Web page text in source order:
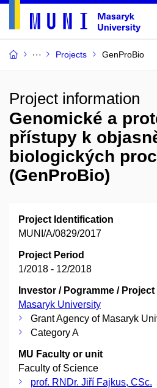
Projects GenProBio
Project information
Genomické a
přístupy k
biologických
(GenProBio)
Project Identification
MUNI/A/0829/2017
Project Period
1/2018 - 12/2018
Investor / Pogramme /
Masaryk University
Grant Agency of Masaryk
Category A
MU Faculty or unit
Faculty of Science
prof. RNDr. Jiří Fajkus, CSc.